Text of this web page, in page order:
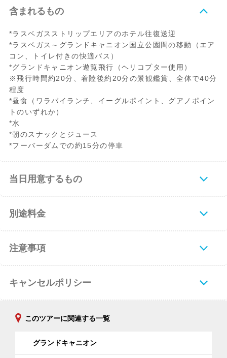
含まれるもの
*ラスベガスストリップエリアのホテル往復送迎
*ラスベガス～グランドキャニオン国立公園間の移動（エア
コン、トイレ付きの快適バス）
*グランドキャニオン遊覧飛行（ヘリコプター使用）
※飛行時間約20分、着陸後約20分の景観鑑賞、全体で40分
程度
*昼食（ワラパイランチ、イーグルポイント、グアノポイン
トのいずれか）
*水
*朝のスナックとジュース
*フーバーダムでの約15分の停車
当日用意するもの
別途料金
注意事項
キャンセルポリシー
このツアーに関連する一覧
グランドキャニオン